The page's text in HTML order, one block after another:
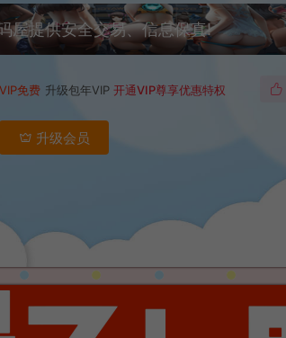
屋提供安全交易、信息保真!
免费 升级包年VIP 开通VIP尊享优惠特权
升级会员